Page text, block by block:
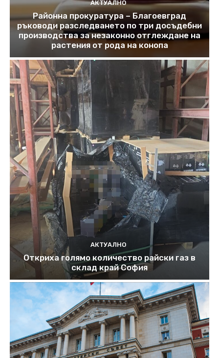
АКТУАЛНО
Районна прокуратура – Благоевград
ръководи разследването по три досъдебни
производства за незаконно отглеждане на
растения от рода на конопа
АКТУАЛНО
Откриха голямо количество райски газ в
склад край София